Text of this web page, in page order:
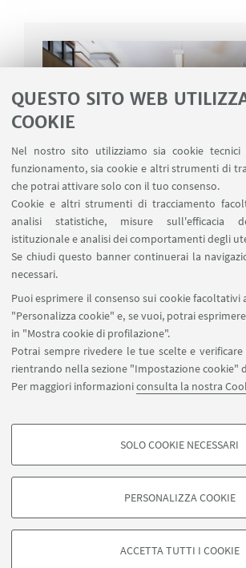
QUESTO SITO WEB
COOKIE
Nel nostro sito utilizziamo sia cookie tecnici
funzionamento, sia cookie e altri strumenti di
che potrai attivare solo con il tuo consenso.
Cookie e altri strumenti di tracciamento
analisi statistiche, misure sull'efficacia
istituzionale e analisi dei comportamenti degli
Se chiudi questo banner continuerai la
necessari.
Puoi esprimere il consenso sui cookie
"Personalizza cookie" e, se vuoi, potrai
in "Mostra cookie di profilazione".
Potrai sempre rivedere le tue scelte e
rientrando nella sezione "Impostazione cookie"
Per maggiori informazioniconsulta la nostra
COOKIE DI PROFILAZIONE - FACOLTATIVI
degli utenti, creare profili in base al loro
di marketing.
SOLO COOKIE NECESSARI
PERSONALIZZA COOKIE
ACCETTA TUTTI I COOKIE
Via Massarenti 9,
051 2098541
SBA - Sistema Bibliotecario di
Privacy- Note legali -